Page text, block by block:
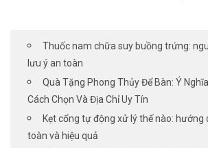
Thuốc nam chữa suy buồng trứng:
lưu ý an toàn
Quà Tặng Phong Thủy Để Bàn: Ý
Cách Chọn Và Địa Chỉ Uy Tín
Kẹt cổng tự động xử lý thế nào:
toàn và hiệu quả